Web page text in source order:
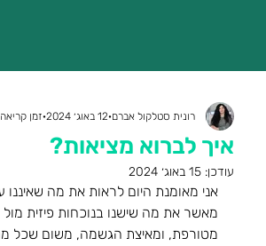
איך לברוא מציאות?
רונית סטלקול אברם 12 באוג׳ 2024 זמן קריאה 1 דקות
עודכן: 15 באוג׳ 2024
אני מאומנת היום לראות את מה שאיננו
מאשר את מה שישנו בנוכחות פיזית מול
מטורפת, ומאיצת הגשמה, משום שכל